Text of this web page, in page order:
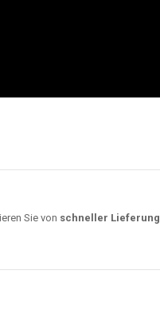
Sie von schneller Lieferung